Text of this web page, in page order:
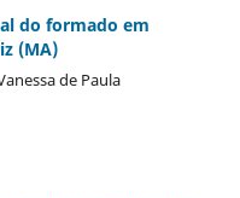
do formado em
(MA)
de Paula